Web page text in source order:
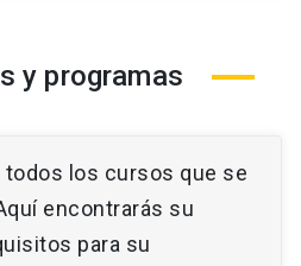
y programas
todos los cursos que se
encontrarás su
para su